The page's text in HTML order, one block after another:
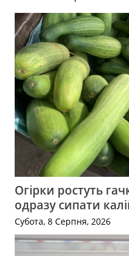
Огірки ростуть
одразу сипати
Субота, 8 Серпня, 2026